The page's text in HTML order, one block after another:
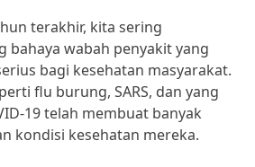
terakhir, kita sering
bahaya wabah penyakit yang
bagi kesehatan masyarakat.
flu burung, SARS, dan yang
19 telah membuat banyak
kondisi kesehatan mereka.